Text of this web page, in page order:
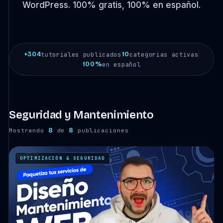
WordPress. 100% gratis, 100% en español.
+304tutoriales publicados 10categorías activas
100%en español
Seguridad y Mantenimiento
Mostrando 8 de 8 publicaciones
OPTIMIZACIÓN & SEGURIDAD